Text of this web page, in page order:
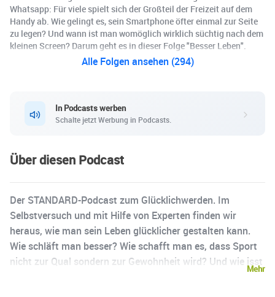
Whatsapp: Für viele spielt sich der Großteil der Freizeit auf dem
Handy ab. Wie gelingt es, sein Smartphone öfter einmal zur Seite
zu legen? Und wann ist man womöglich wirklich süchtig nach dem
kleinen Screen? Darum geht es in dieser Folge "Besser Leben".
Alle Folgen ansehen (294)
In Podcasts werben
Schalte jetzt Werbung in Podcasts.
Über diesen Podcast
Der STANDARD-Podcast zum Glücklichwerden. Im
Selbstversuch und mit Hilfe von Experten finden wir
heraus, wie man sein Leben glücklicher gestalten kann.
Wie schläft man besser? Wie schafft man es, dass Sport
nicht zur Qual sondern zur Gewohnheit wird? Und wie isst
Mehr